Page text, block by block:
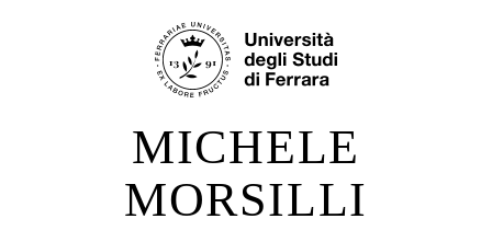
MICHELE
MORSILLI